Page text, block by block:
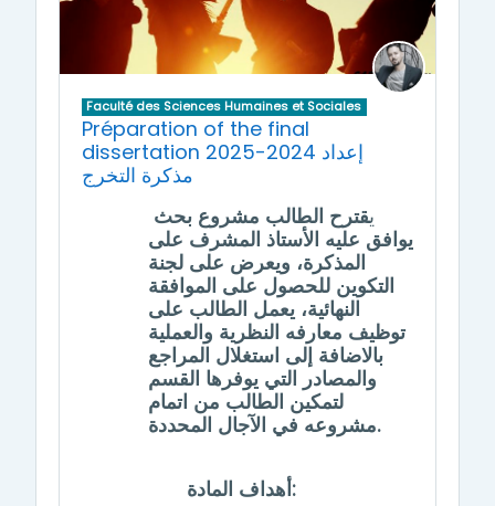
Faculté des Sciences Humaines et Sociales
Préparation of the final
dissertation 2025-2024 إعداد
مذكرة التخرج
يقترح الطالب مشروع بحث
يوافق عليه الأستاذ المشرف على
المذكرة، ويعرض على لجنة
التكوين للحصول على الموافقة
النهائية، يعمل الطالب على
توظيف معارفه النظرية والعملية
بالاضافة إلى استغلال المراجع
والمصادر التي يوفرها القسم
لتمكين الطالب من اتمام
مشروعه في الآجال المحددة.
أهداف المادة: